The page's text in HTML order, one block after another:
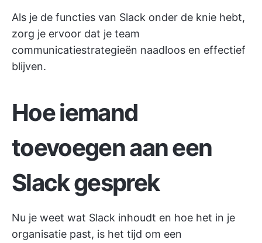
Als je de functies van Slack onder de knie hebt,
zorg je ervoor dat je team
communicatiestrategieën naadloos en effectief
blijven.
Hoe iemand
toevoegen aan een
Slack gesprek
Nu je weet wat Slack inhoudt en hoe het in je
organisatie past, is het tijd om een